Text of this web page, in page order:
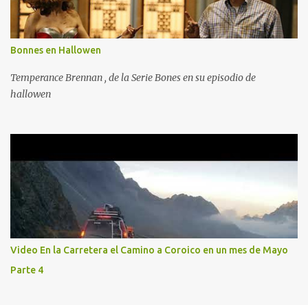
Bonnes en Hallowen
Temperance Brennan , de la Serie Bones en su episodio de
hallowen
Video En la Carretera el Camino a Coroico en un mes de Mayo
Parte 4